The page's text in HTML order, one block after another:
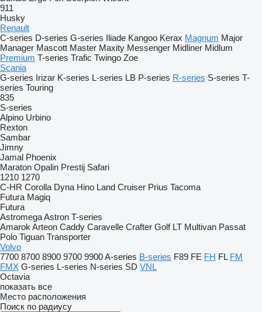
911
Husky
Renault
C-series D-series G-series Iliade Kangoo Kerax Magnum Major
Manager Mascott Master Maxity Messenger Midliner Midlum
Premium T-series Trafic Twingo Zoe
Scania
G-series Irizar K-series L-series LB P-series R-series S-series T-
series Touring
835
S-series
Alpino Urbino
Rexton
Sambar
Jimny
Jamal Phoenix
Maraton Opalin Prestij Safari
1210 1270
C-HR Corolla Dyna Hino Land Cruiser Prius Tacoma
Futura Magiq
Futura
AstromegaAstron T-series
Amarok Arteon Caddy Caravelle Crafter Golf LT Multivan Passat
Polo Tiguan Transporter
Volvo
7700 8700 8900 9700 9900A-series B-series F89 FE FH FL FM
FMX G-series L-series N-series SD VNL
Octavia
показать все
Место расположения
Поиск по радиусу